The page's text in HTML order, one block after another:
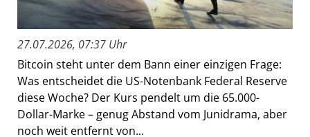
27.07.2026, 07:37 Uhr
Bitcoin steht unter dem Bann einer einzigen Frage:
Was entscheidet die US-Notenbank Federal Reserve
diese Woche? Der Kurs pendelt um die 65.000-
Dollar-Marke – genug Abstand vom Junidrama, aber
noch weit entfernt von...